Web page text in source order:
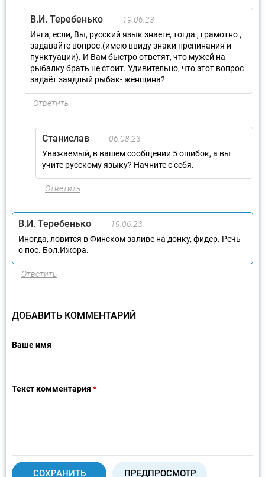
В.И. Теребенько
19.06.23
Инга, если, Вы, русский язык знаете, тогда , грамотно ,
задавайте вопрос.(имею ввиду знаки препинания и
пунктуации). И Вам быстро ответят, что мужей на
рыбалку брать не стоит. Удивительно, что этот вопрос
задаёт заядлый рыбак- женщина?
Ответить
Станислав
06.08.23
Уважаемый, в вашем сообщении 5 ошибок, а вы
учите русскому языку? Начните с себя.
Ответить
В.И. Теребенько
19.06.23
Иногда, ловится в Финском заливе на донку, фидер. Речь
о пос. Бол.Ижора.
Ответить
ДОБАВИТЬ КОММЕНТАРИЙ
Ваше имя
Текст комментария *